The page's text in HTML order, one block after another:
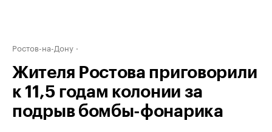
Ростов-на-Дону
Жителя Ростова приговорили
к 11,5 годам колонии за
подрыв бомбы-фонарика